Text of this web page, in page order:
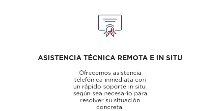
ASISTENCIA TÉCNICA REMOTA E IN SITU
Ofrecemos asistencia
telefónica inmediata con
un rápido soporte in situ,
según sea necesario para
resolver su situación
concreta.